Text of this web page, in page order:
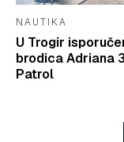
NAUTIKA
U Trogir
brodica Adriana
Patrol